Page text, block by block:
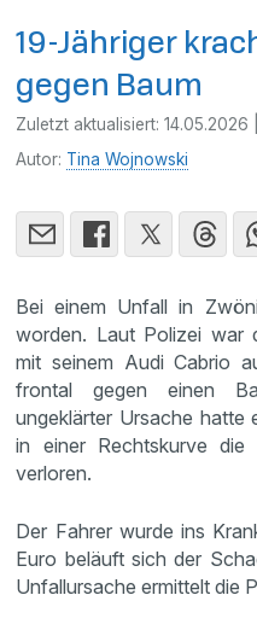
19-Jähriger
gegen Baum
Zuletzt aktualisiert:14.05.2026
Autor: Tina Wojnowski
Bei einem Unfall in
worden. Laut Polizei war
mit seinem Audi Cabrio
frontal gegen einen
ungeklärter Ursache hatte
in einer Rechtskurve die
verloren.
Der Fahrer wurde ins
Euro beläuft sich der
Unfallursache ermittelt die